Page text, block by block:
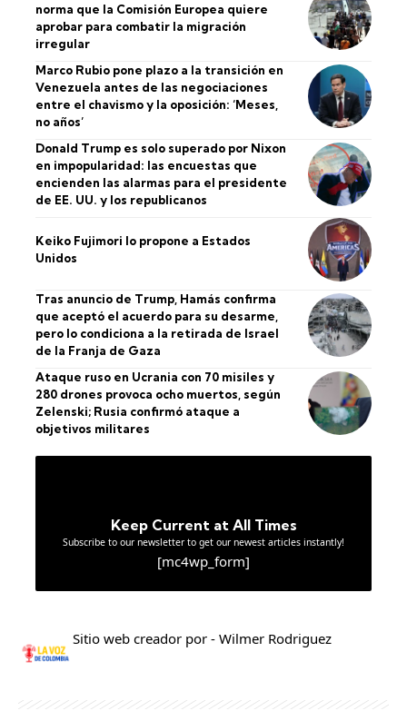
norma que la Comisión Europea quiere
aprobar para combatir la migración
irregular
Marco Rubio pone plazo a la transición en
Venezuela antes de las negociaciones
entre el chavismo y la oposición: ‘Meses,
no años’
Donald Trump es solo superado por Nixon
en impopularidad: las encuestas que
encienden las alarmas para el presidente
de EE. UU. y los republicanos
Keiko Fujimori lo propone a Estados
Unidos
Tras anuncio de Trump, Hamás confirma
que aceptó el acuerdo para su desarme,
pero lo condiciona a la retirada de Israel
de la Franja de Gaza
Ataque ruso en Ucrania con 70 misiles y
280 drones provoca ocho muertos, según
Zelenski; Rusia confirmó ataque a
objetivos militares
Keep Current at All Times
Subscribe to our newsletter to get our newest articles instantly!
[mc4wp_form]
Sitio web creador por - Wilmer Rodriguez